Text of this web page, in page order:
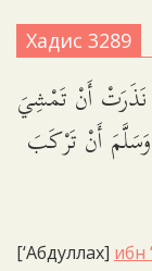
Хадис 3289
أَنْ تَمْشِيَ
وَسَلَّمَ أَنْ تَرْكَبَ
[‘Абдуллах] ибн